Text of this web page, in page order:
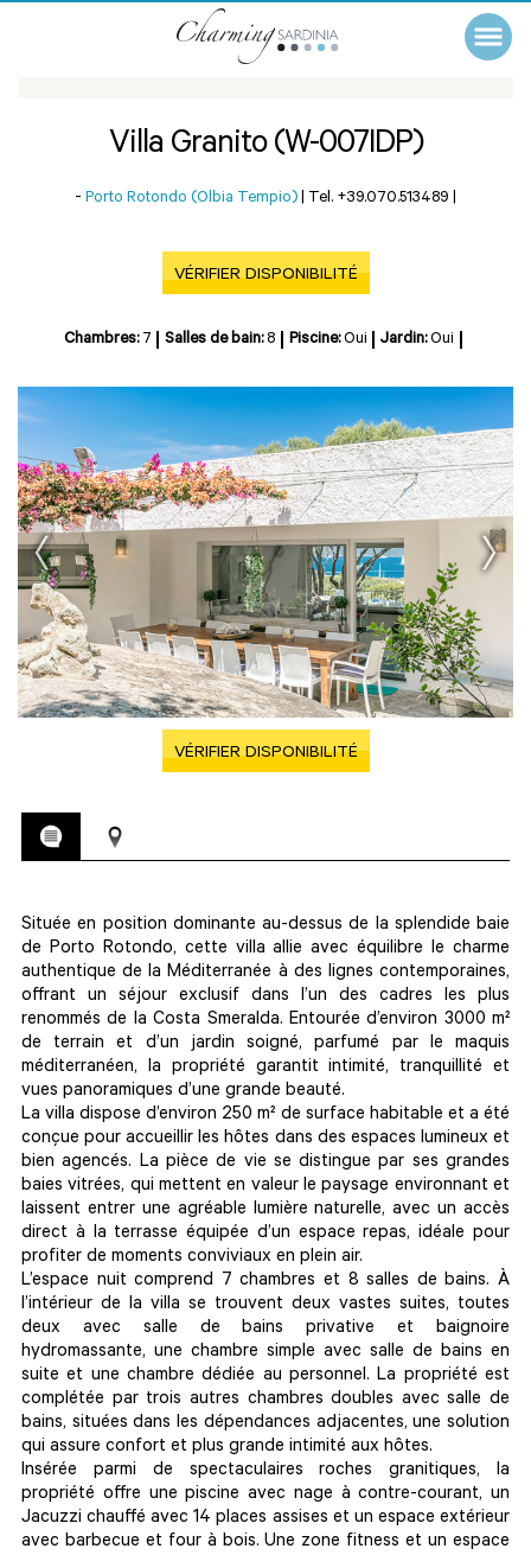
Villa Granito (W-007IDP)
- Porto Rotondo (Olbia Tempio) | Tel. +39.070.513489 |
VÉRIFIER DISPONIBILITÉ
Chambres: 7 Salles de bain: 8 Piscine:Oui Jardin:Oui
VÉRIFIER DISPONIBILITÉ
Située en position dominante au-dessus de la splendide baie
de Porto Rotondo, cette villa allie avec équilibre le charme
authentique de la Méditerranée à des lignes contemporaines,
offrant un séjour exclusif dans l’un des cadres les plus
renommés de la Costa Smeralda. Entourée d’environ 3000 m²
de terrain et d’un jardin soigné, parfumé par le maquis
méditerranéen, la propriété garantit intimité, tranquillité et
vues panoramiques d’une grande beauté.
La villa dispose d’environ 250 m² de surface habitable et a été
conçue pour accueillir les hôtes dans des espaces lumineux et
bien agencés. La pièce de vie se distingue par ses grandes
baies vitrées, qui mettent en valeur le paysage environnant et
laissent entrer une agréable lumière naturelle, avec un accès
direct à la terrasse équipée d’un espace repas, idéale pour
profiter de moments conviviaux en plein air.
L’espace nuit comprend 7 chambres et 8 salles de bains. À
l’intérieur de la villa se trouvent deux vastes suites, toutes
deux avec salle de bains privative et baignoire
hydromassante, une chambre simple avec salle de bains en
suite et une chambre dédiée au personnel. La propriété est
complétée par trois autres chambres doubles avec salle de
bains, situées dans les dépendances adjacentes, une solution
qui assure confort et plus grande intimité aux hôtes.
Insérée parmi de spectaculaires roches granitiques, la
propriété offre une piscine avec nage à contre-courant, un
Jacuzzi chauffé avec 14 places assises et un espace extérieur
avec barbecue et four à bois. Une zone fitness et un espace